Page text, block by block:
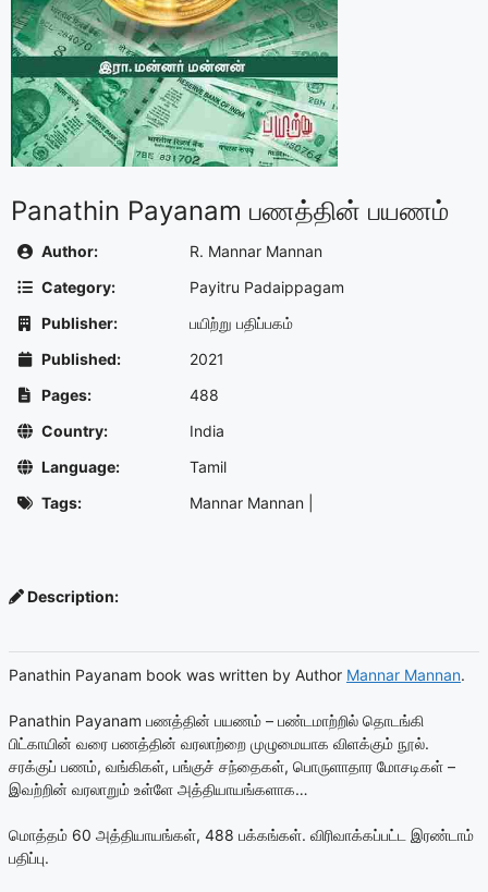
Panathin Payanam பணத்தின் பயணம்
Author:
R. Mannar Mannan
Category:
Payitru Padaippagam
Publisher:
பயிற்று பதிப்பகம்
Published:
2021
Pages:
488
Country:
India
Language:
Tamil
Tags:
Mannar Mannan
Description:
Panathin Payanam book was written by Author Mannar Mannan.
Panathin Payanam பணத்தின் பயணம் – பண்டமாற்றில் தொடங்கி
பிட்காயின் வரை பணத்தின் வரலாற்றை முழுமையாக விளக்கும் நூல்.
சரக்குப் பணம், வங்கிகள், பங்குச் சந்தைகள், பொருளாதார மோசடிகள் –
இவற்றின் வரலாறும் உள்ளே அத்தியாயங்களாக…
மொத்தம் 60 அத்தியாயங்கள், 488 பக்கங்கள். விரிவாக்கப்பட்ட இரண்டாம்
பதிப்பு.